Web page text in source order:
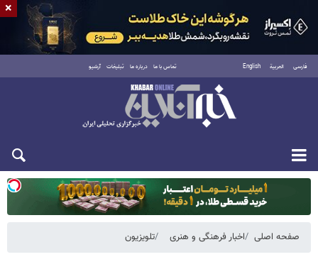
فارسی العربية English تماس با ما درباره ما تبلیغات آرشیو
یکشنبه ۱۸ مرداد ۱۴۰۵
صفحه اصلی اخبار فرهنگی و هنری تلویزیون
×